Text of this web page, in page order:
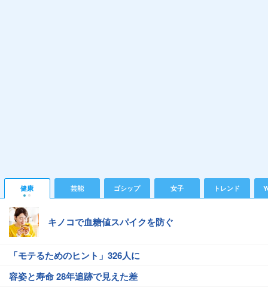
健康 芸能 ゴシップ 女子 トレンド
キノコで血糖値スパイクを防ぐ
「モテるためのヒント」326人に
容姿と寿命 28年追跡で見えた差